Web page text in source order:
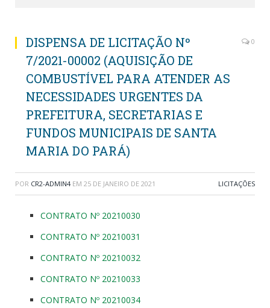
DISPENSA DE LICITAÇÃO Nº
7/2021-00002 (AQUISIÇÃO DE
COMBUSTÍVEL PARA ATENDER AS
NECESSIDADES URGENTES DA
PREFEITURA, SECRETARIAS E
FUNDOS MUNICIPAIS DE SANTA
MARIA DO PARÁ)
0
POR CR2-ADMIN4 EM 25 DE JANEIRO DE 2021 LICITAÇÕES
CONTRATO Nº 20210030
CONTRATO Nº 20210031
CONTRATO Nº 20210032
CONTRATO Nº 20210033
CONTRATO Nº 20210034